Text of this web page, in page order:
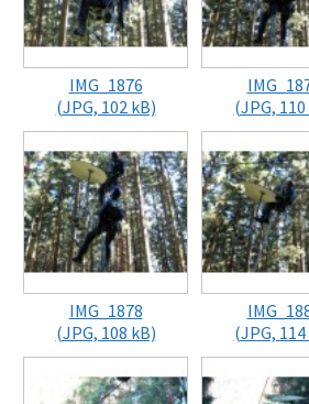
IMG_1876
(JPG, 102 kB)
(JPG,
IMG_1878
(JPG, 108 kB)
(JPG,